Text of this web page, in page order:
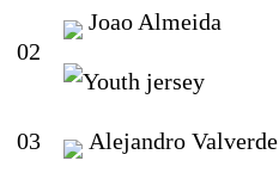
02
Joao Almeida
03 Alejandro Valverde